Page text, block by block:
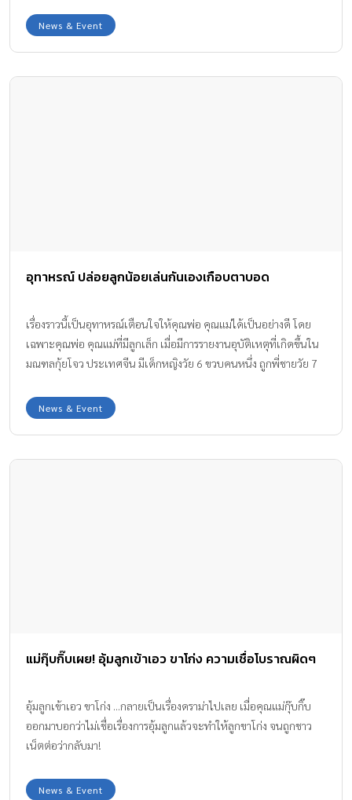
INFLUENCER CONTEST SEASON 3 เริ่มขึ้นแล้ว!!! Amarin Baby &
Kids ครั้งนี้ จัดกิจกรรม Mom Influencer Contest Season3 กับการ
แรงบัลดาลใจมากกว่าเดิม ใน To Be Momber one Inspiration ซึ่ง
News & Event
อุทาหรณ์ ปล่อยลูกน้อยเล่นกันเองเกือบตาบอด
เรื่องราวนี้เป็นอุทาหรณ์เตือนใจให้คุณพ่อ คุณแม่ได้เป็นอย่างดี โดย
เฉพาะคุณพ่อ คุณแม่ที่มีลูกเล็ก เมื่อมีการรายงานอุบัติเหตุที่เกิดขึ้นใน
มณฑลกุ้ยโจว ประเทศจีน มีเด็กหญิงวัย 6 ขวบคนหนึ่ง ถูกพี่ชายวัย 7
ตาบอดNews & Event
แม่กุ๊บกิ๊บเผย! อุ้มลูกเข้าเอว ขาโก่ง ความเชื่อโบราณผิดๆ
อุ้มลูกเข้าเอว ขาโก่ง ...กลายเป็นเรื่องดราม่าไปเลย เมื่อคุณแม่กุ๊บกิ๊บ
ออกมาบอกว่าไม่เชื่อเรื่องการอุ้มลูกแล้วจะทำให้ลูกขาโก่ง จนถูกชาว
เน็ตต่อว่ากลับมา!
News & Event